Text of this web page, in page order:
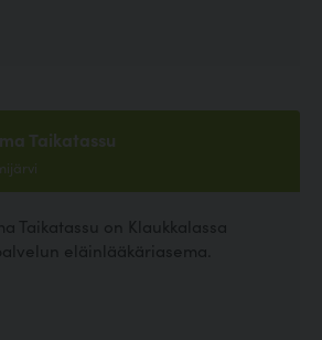
Taikatassu
Taikatassu on Klaukkalassa
eläinlääkäriasema.